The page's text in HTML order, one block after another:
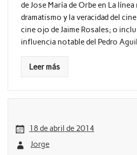
de Jose María de Orbe en La línea
dramatismo y la veracidad del
cine ojo de Jaime Rosales; o
influencia notable del Pedro
Leer más
18 de abril de 2014
Jorge